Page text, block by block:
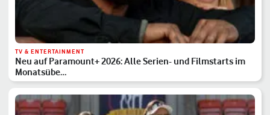
TV & ENTERTAINMENT
Neu auf Paramount+ 2026: Alle Serien- und Filmstarts im
Monatsübe…